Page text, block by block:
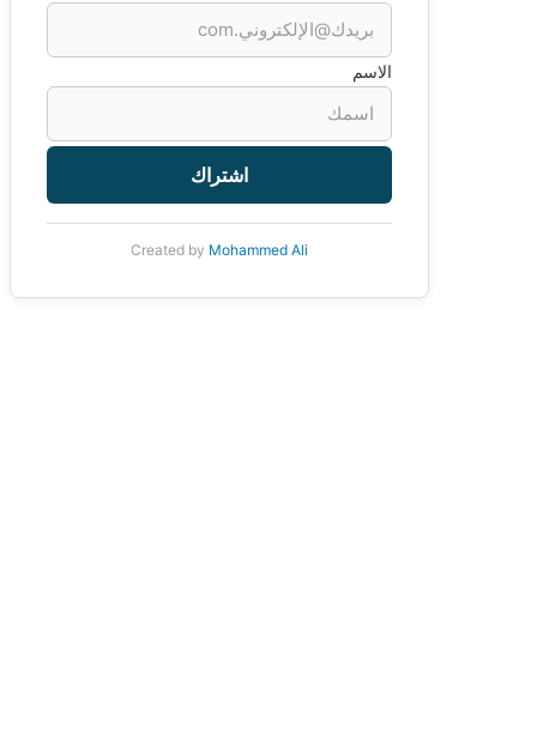
الاسم
اشتراك
Created by Mohammed Ali